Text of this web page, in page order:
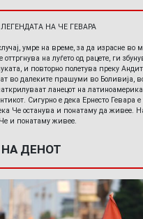
НА ЧЕ ГЕВАРА
умре на време, за да израсне во
на луѓето од рацете, ги
и повторно полетува преку
во далеките прашуми во Боливија,
ланецот на
Сигурно е дека Ернесто Гевара
Че останува и понатаму да живее.
и понатаму живее.
ДЕНОТ